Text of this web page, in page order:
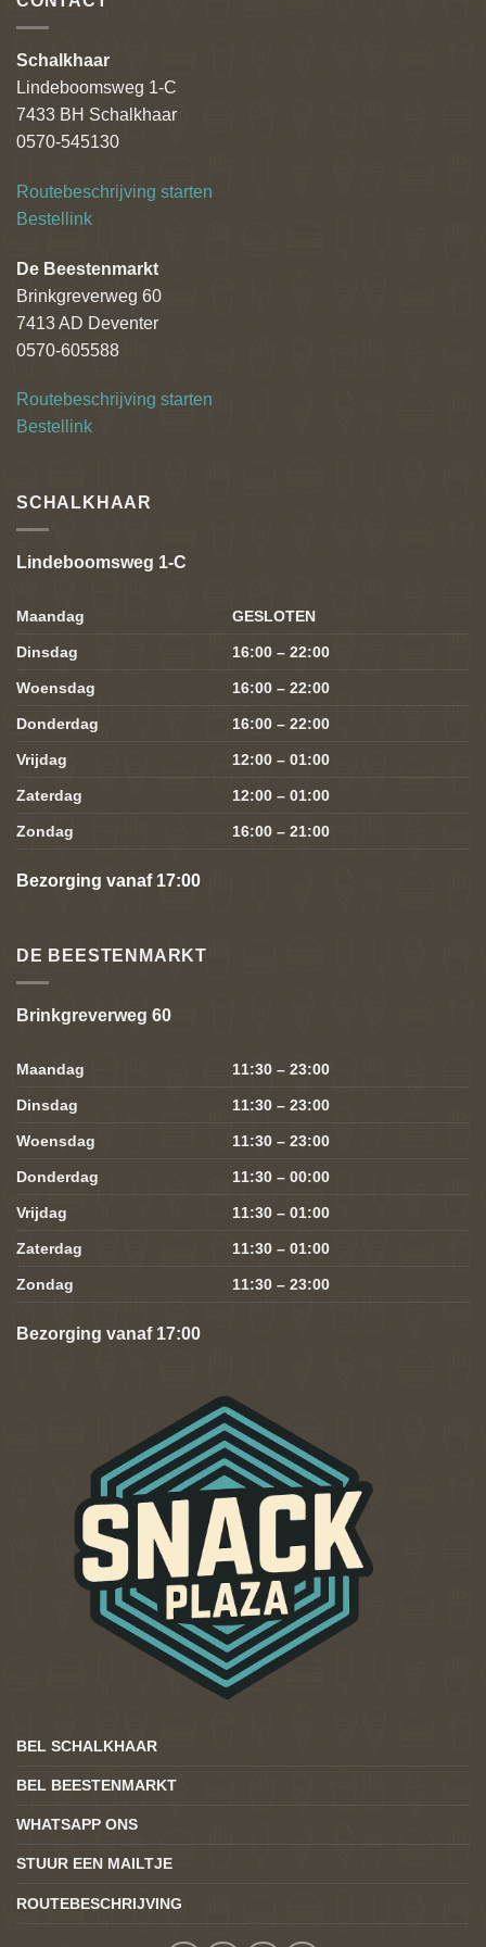
Schalkhaar
Lindeboomsweg 1-C
7433 BH Schalkhaar
0570-545130
Routebeschrijving starten
Bestellink
De Beestenmarkt
Brinkgreverweg 60
7413 AD Deventer
0570-605588
Routebeschrijving starten
Bestellink
SCHALKHAAR
Lindeboomsweg 1-C
Maandag GESLOTEN
Dinsdag 16:00 – 22:00
Woensdag 16:00 – 22:00
Donderdag 16:00 – 22:00
Vrijdag 12:00 – 01:00
Zaterdag 12:00 – 01:00
Zondag 16:00 – 21:00
Bezorging vanaf 17:00
DE BEESTENMARKT
Brinkgreverweg 60
Maandag 11:30 – 23:00
Dinsdag 11:30 – 23:00
Woensdag 11:30 – 23:00
Donderdag 11:30 – 00:00
Vrijdag 11:30 – 01:00
Zaterdag 11:30 – 01:00
Zondag 11:30 – 23:00
Bezorging vanaf 17:00
BEL SCHALKHAAR
BEL BEESTENMARKT
WHATSAPP ONS
STUUR EEN MAILTJE
ROUTEBESCHRIJVING